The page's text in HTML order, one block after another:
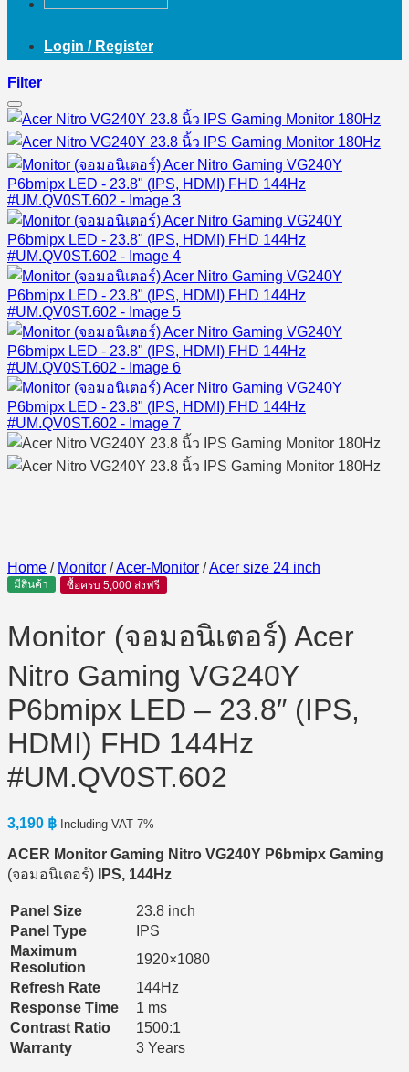
Login / Register
Filter
Home / Monitor /Acer-Monitor /Acer size 24 inch
มีสินค้า ซื้อครบ 5,000 ส่งฟรี
Monitor (จอมอนิเตอร์) Acer
Nitro Gaming VG240Y
P6bmipx LED – 23.8″ (IPS,
HDMI) FHD 144Hz
#UM.QV0ST.602
3,190 ฿ Including VAT 7%
ACER Monitor Gaming Nitro VG240Y P6bmipx Gaming
(จอมอนิเตอร์)
IPS, 144Hz
Panel Size
23.8 inch
Panel Type
IPS
Maximum
Resolution
1920×1080
Refresh Rate
144Hz
Response Time
1 ms
Contrast Ratio
1500:1
Warranty
3 Years